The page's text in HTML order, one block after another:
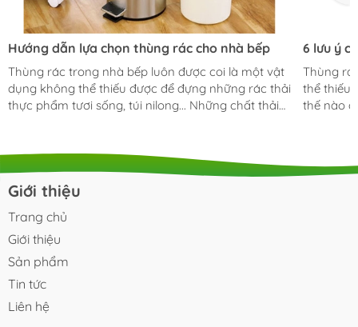
Hướng dẫn lựa chọn thùng rác cho nhà bếp
Thùng rác trong nhà bếp luôn được coi là một vật
dụng không thể thiếu được để đựng những rác thải
thực phẩm tươi sống, túi nilong... Những chất thải
sức khỏe của những thành viên trong gia đình. Một
số chú ý khi chọn thùng rác nhà bếp : - Phong
thủy: Ngoài ra thùng rác trong nhà bếp cũng là
không đúng vị trí sẽ ngăn cản...
6 lưu ý
Thùng
thể thiếu
thế nào
rác:
Giới thiệu
Trang chủ
Giới thiệu
Sản phẩm
Tin tức
Liên hệ